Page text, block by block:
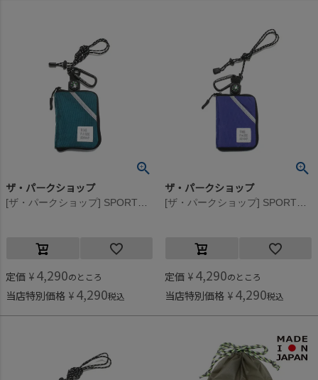
ザ・パークショップ
定価 ¥ 4,290のところ
当店特別価格 ¥ 4,290税込
ザ・パークショップ
定価 ¥ 4,290のところ
当店特別価格 ¥ 4,290税込